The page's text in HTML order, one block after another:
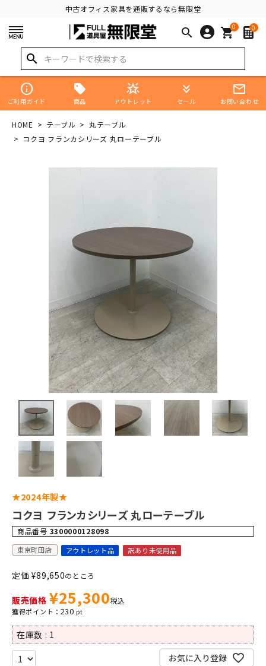
中古オフィス家具を通販するなら無限堂
search 0
shopping_cart 0
search
info
ご利用ガイド 商品
star_shine
アウトレット
keyboard_double_arrow_down
セール
mail_outline
お問い合わせ
HOME テーブル
丸テーブル
コクヨ フランカシリーズ 丸ローテーブル
★2024年製★
コクヨ フランカシリーズ 丸ローテーブル
商品番号 3300000128098
東京町田店 アウトレット品 訳あり未使用品
定価 ¥89,650のところ
販売価格 ¥25,300税込
230
在庫数
1
お気に入り登録